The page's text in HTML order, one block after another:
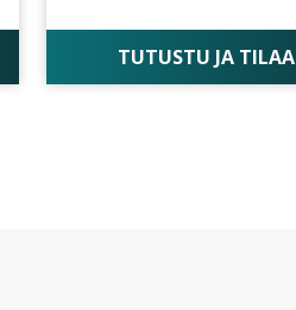
TUTUSTU JA TILAA